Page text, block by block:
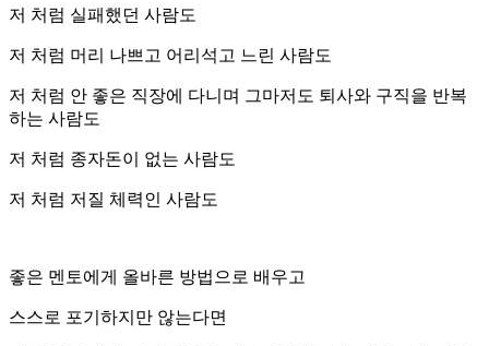
저 처럼 실패했던 사람도
저 처럼 머리 나쁘고 어리석고 느린 사람도
저 처럼 안 좋은 직장에 다니며 그마저도 퇴사와 구직을 반복
하는 사람도
저 처럼 종자돈이 없는 사람도
저 처럼 저질 체력인 사람도
좋은 멘토에게 올바른 방법으로 배우고
스스로 포기하지만 않는다면